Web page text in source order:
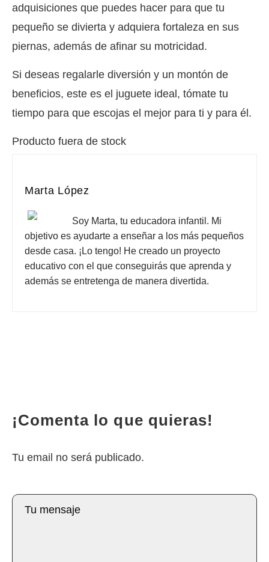
adquisiciones que puedes hacer para que tu
pequeño se divierta y adquiera fortaleza en sus
piernas, además de afinar su motricidad.
Si deseas regalarle diversión y un montón de
beneficios, este es el juguete ideal, tómate tu
tiempo para que escojas el mejor para ti y para él.
Producto fuera de stock
Marta López
Soy Marta, tu educadora infantil. Mi
objetivo es ayudarte a enseñar a los más pequeños
desde casa. ¡Lo tengo! He creado un proyecto
educativo con el que conseguirás que aprenda y
además se entretenga de manera divertida.
¡Comenta lo que quieras!
Tu email no será publicado.